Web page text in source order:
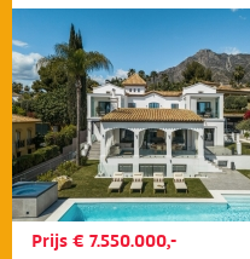
Prijs € 7.550.000,-